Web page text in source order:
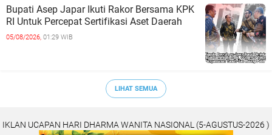
Bupati Asep Japar Ikuti Rakor Bersama KPK
RI Untuk Percepat Sertifikasi Aset Daerah
05/08/2026, 01:29 WIB
LIHAT SEMUA
IKLAN UCAPAN HARI DHARMA WANITA NASIONAL (5-AGUSTUS-2026 )